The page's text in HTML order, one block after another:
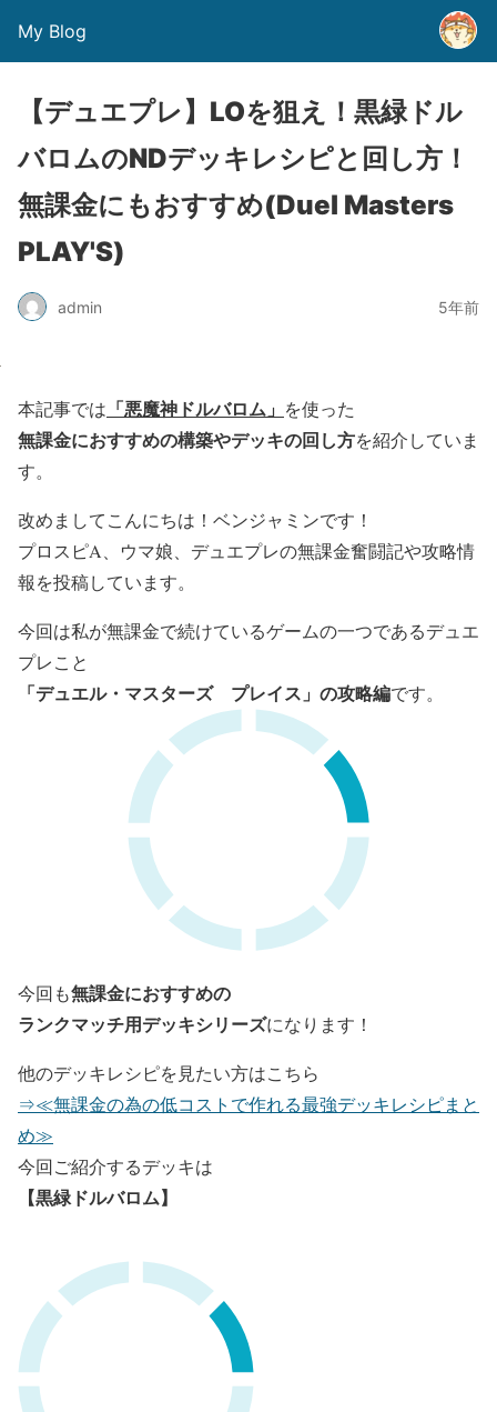
My Blog
【デュエプレ】LOを狙え！黒緑ドル
バロムのNDデッキレシピと回し方！
無課金にもおすすめ(Duel Masters
PLAY'S)
admin 5年前
本記事では 「悪魔神ドルバロム」 を使った
無課金におすすめの構築やデッキの回し方を紹介していま
す。
改めましてこんにちは！ベンジャミンです！
プロスピA、ウマ娘、デュエプレの無課金奮闘記や攻略情
報を投稿しています。
今回は私が無課金で続けているゲームの一つであるデュエ
プレこと
「デュエル・マスターズ プレイス」の攻略編です。
今回も無課金におすすめの
ランクマッチ用デッキシリーズになります！
他のデッキレシピを見たい方はこちら
⇒≪無課金の為の低コストで作れる最強デッキレシピまと
め≫
今回ご紹介するデッキは
【黒緑ドルバロム】